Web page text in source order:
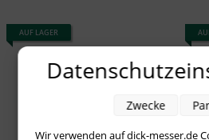
AUF LAGER
Wir verwenden auf dick-messer.de
Zwecke